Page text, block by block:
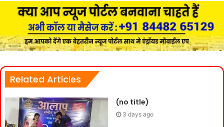
Related Articles
(no title)
3 days ago